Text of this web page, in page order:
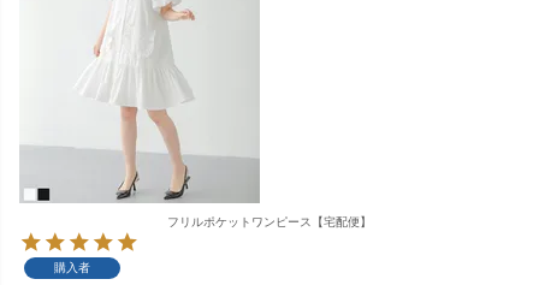
フリルポケットワンピース【宅配便】
購入者